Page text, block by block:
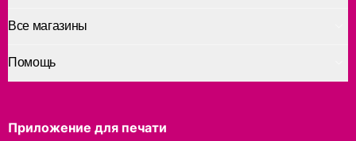
Помощь
Все магазины
Приложение для печати